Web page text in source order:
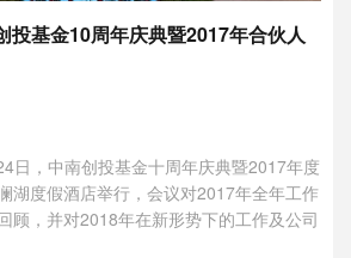
投基金10周年庆典暨2017年合伙人
日，中南创投基金十周年庆典暨2017年度
湖度假酒店举行，会议对2017年全年工作
顾，并对2018年在新形势下的工作及公司